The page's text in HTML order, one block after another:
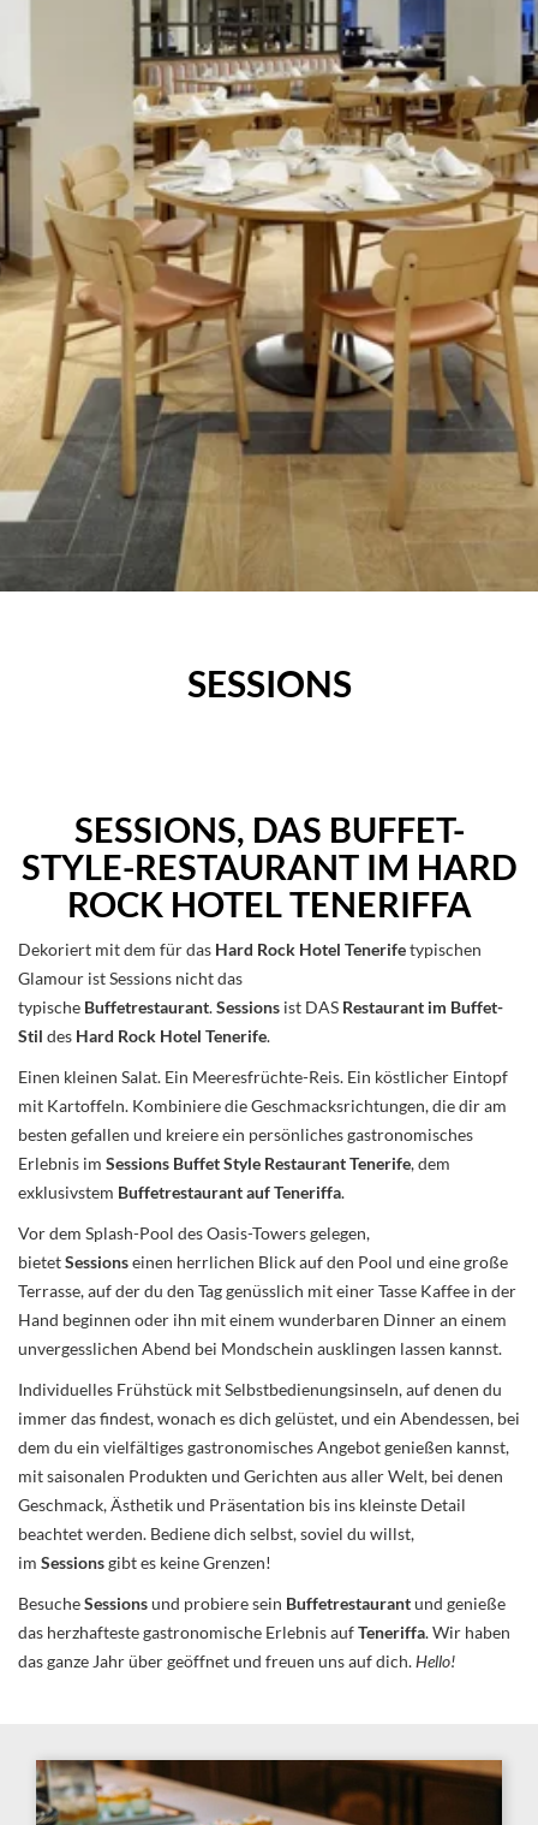
SESSIONS
SESSIONS, DAS BUFFET-
STYLE-RESTAURANT IM HARD
ROCK HOTEL TENERIFFA
Dekoriert mit dem für das Hard Rock Hotel Tenerifetypischen
Glamour ist Sessions nicht das
typische Buffetrestaurant.Sessions ist DAS Restaurant im Buffet-
Stil des Hard Rock Hotel Tenerife.
Einen kleinen Salat. Ein Meeresfrüchte-Reis. Ein köstlicher Eintopf
mit Kartoffeln. Kombiniere die Geschmacksrichtungen, die dir am
besten gefallen und kreiere ein persönliches gastronomisches
Erlebnis im Sessions Buffet Style Restaurant Tenerife, dem
exklusivstem Buffetrestaurant auf Teneriffa.
Vor dem Splash-Pool des Oasis-Towers gelegen,
bietetSessionseinen herrlichen Blick auf den Pool und eine große
Terrasse, auf der du den Tag genüsslich mit einer Tasse Kaffee in der
Hand beginnen oder ihn mit einem wunderbaren Dinner an einem
unvergesslichen Abend bei Mondschein ausklingen lassen kannst.
Individuelles Frühstück mit Selbstbedienungsinseln, auf denen du
immer das findest, wonach es dich gelüstet, und ein Abendessen, bei
dem du ein vielfältiges gastronomisches Angebot genießen kannst,
mit saisonalen Produkten und Gerichten aus aller Welt, bei denen
Geschmack, Ästhetik und Präsentation bis ins kleinste Detail
beachtet werden. Bediene dich selbst, soviel du willst,
im Sessionsgibt es keine Grenzen!
BesucheSessionsund probiere sein Buffetrestaurantund genieße
das herzhafteste gastronomische Erlebnis aufTeneriffa. Wir haben
das ganze Jahr über geöffnet und freuen uns auf dich.Hello!